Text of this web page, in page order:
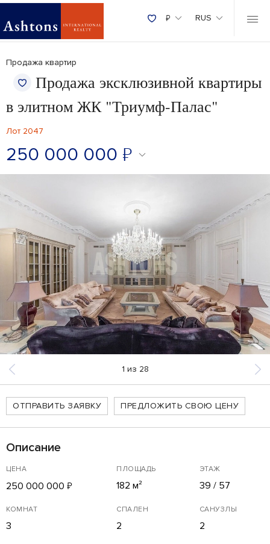
₽ RUS
Продажа квартир
Продажа эксклюзивной квартиры
в элитном ЖК "Триумф-Палас"
Лот 2047
250 000 000 ₽
1 из 28
ОТПРАВИТЬ ЗАЯВКУ ПРЕДЛОЖИТЬ СВОЮ ЦЕНУ
Описание
ЦЕНА
250 000 000 ₽
ПЛОЩАДЬ
182 м²
ЭТАЖ
39 / 57
КОМНАТ
3
СПАЛЕН
2
САНУЗЛЫ
2